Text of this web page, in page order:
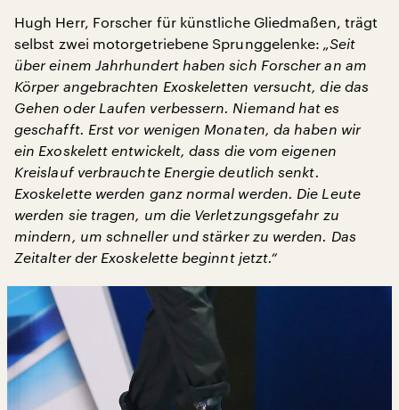
Hugh Herr, Forscher für künstliche Gliedmaßen, trägt
selbst zwei motorgetriebene Sprunggelenke: „Seit
über einem Jahrhundert haben sich Forscher an am
Körper angebrachten Exoskeletten versucht, die das
Gehen oder Laufen verbessern. Niemand hat es
geschafft. Erst vor wenigen Monaten, da haben wir
ein Exoskelett entwickelt, dass die vom eigenen
Kreislauf verbrauchte Energie deutlich senkt.
Exoskelette werden ganz normal werden. Die Leute
werden sie tragen, um die Verletzungsgefahr zu
mindern, um schneller und stärker zu werden. Das
Zeitalter der Exoskelette beginnt jetzt.“